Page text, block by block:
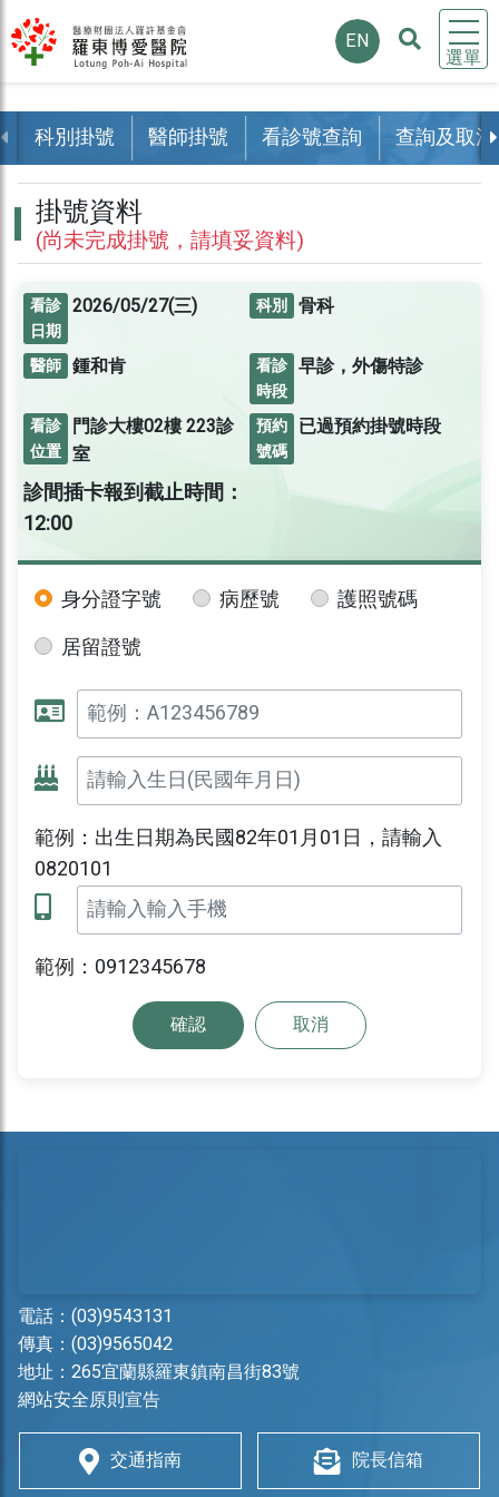
選單
EN
科別掛號 醫師掛號 看診號查詢 查詢及取消
掛號資料
(尚未完成掛號，請填妥資料)
看診
日期
2026/05/27(三) 科別 骨科
醫師 鍾和肯
看診
時段
早診，外傷特診
看診
位置
門診大樓02樓223診
室
預約
號碼
已過預約掛號時段
診間插卡報到截止時間：
12:00
身分證字號 病歷號
護照號碼
居留證號
範例：出生日期為民國82年01月01日，請輸入
0820101
範例：0912345678
確認 取消
電話： (03)9543131
傳真：(03)9565042
地址： 265宜蘭縣羅東鎮南昌街83號
網站安全原則宣告
交通指南 院長信箱